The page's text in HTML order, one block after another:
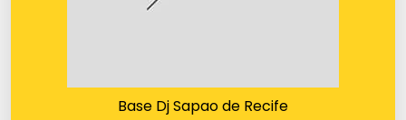
Base Dj Sapao de Recife